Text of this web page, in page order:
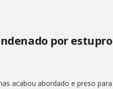
por estupro
acabou abordado e preso para